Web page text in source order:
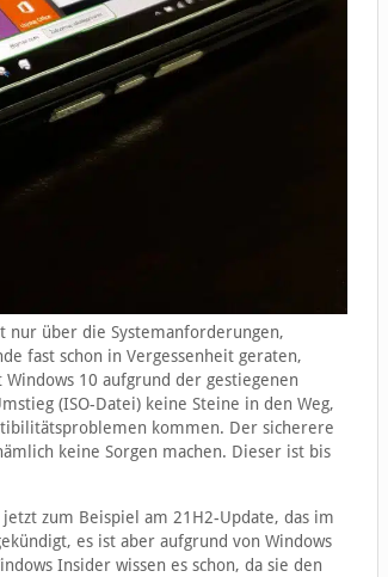
nur über die Systemanforderungen,
fast schon in Vergessenheit geraten,
10 aufgrund der gestiegenen
(ISO-Datei) keine Steine in den Weg,
kommen. Der sicherere
keine Sorgen machen. Dieser ist bis
zum Beispiel am 21H2-Update, das im
es ist aber aufgrund von Windows
Insider wissen es schon, da sie den